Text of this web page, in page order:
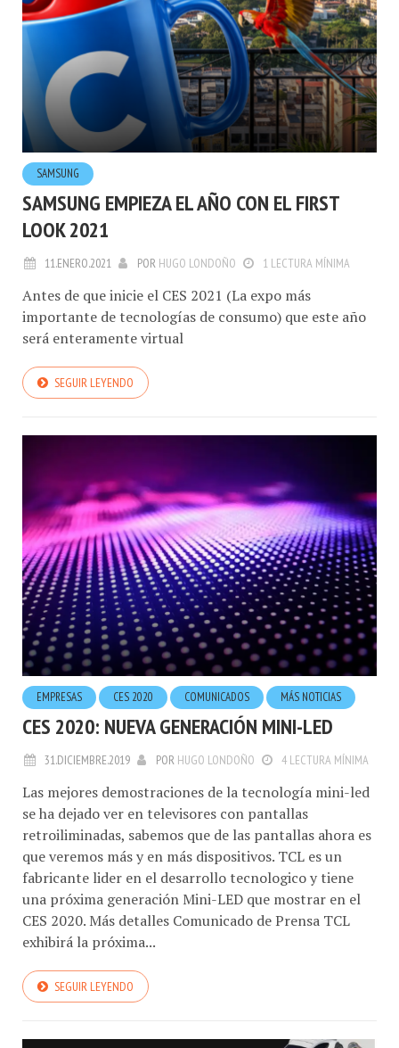
SAMSUNG
SAMSUNG EMPIEZA EL AÑO CON EL FIRST
LOOK 2021
11.ENERO.2021
Antes de que inicie el CES 2021 (La expo más
importante de tecnologías de consumo) que este año
será enteramente virtual
EMPRESAS CES 2020 COMUNICADOS MÁS NOTICIAS
CES 2020: NUEVA GENERACIÓN MINI-LED
31.DICIEMBRE.2019 PORHUGO LONDOÑO 4 LECTURA MÍNIMA
Las mejores demostraciones de la tecnología mini-led
se ha dejado ver en televisores con pantallas
retroiliminadas, sabemos que de las pantallas ahora es
que veremos más y en más dispositivos. TCL es un
fabricante lider en el desarrollo tecnologico y tiene
una próxima generación Mini-LED que mostrar en el
CES 2020. Más detalles Comunicado de Prensa TCL
exhibirá la próxima...